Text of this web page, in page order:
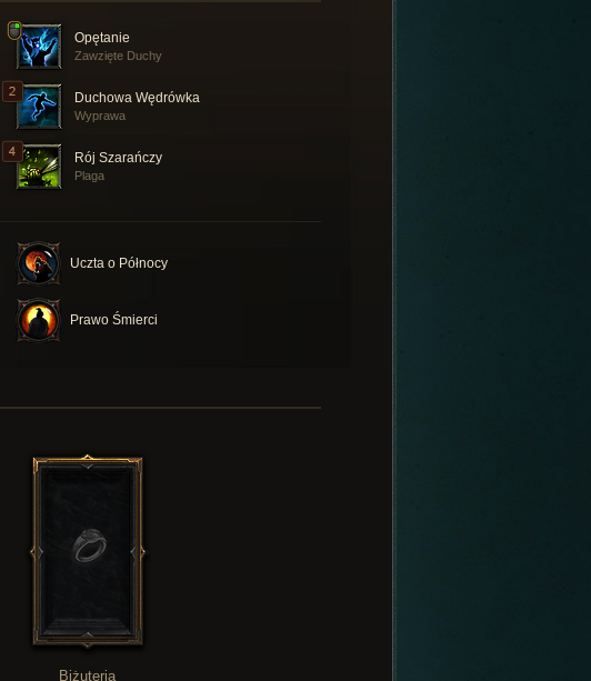
Opętanie
Zawzięte Duchy
Duchowa Wędrówka
Wyprawa
Rój Szarańczy
Plaga
Uczta o Północy
Prawo Śmierci
Biżuteria